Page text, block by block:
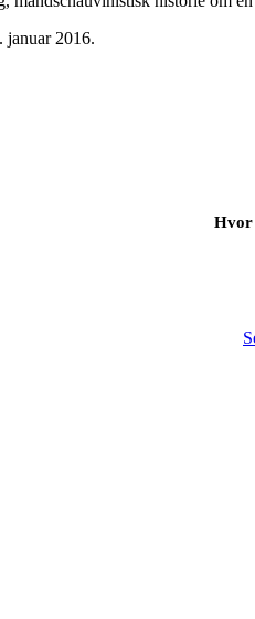
januar 2016.
Hvor